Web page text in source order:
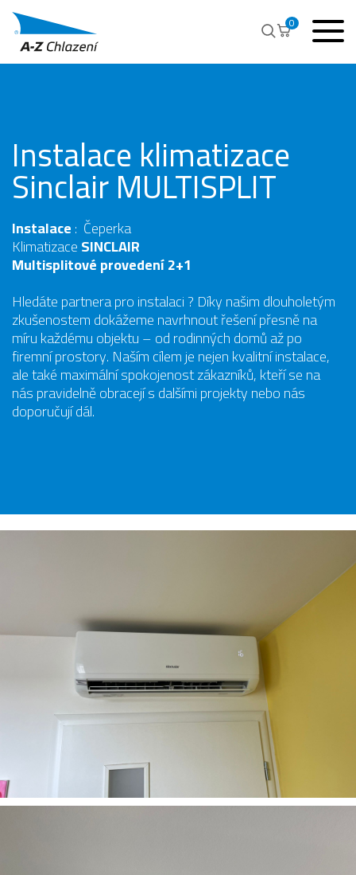
0
Instalace klimatizace
Sinclair MULTISPLIT
Instalace: Čeperka
KlimatizaceSINCLAIR
Multisplitové provedení 2+1
Hledáte partnera pro instalaci ? Díky našim dlouholetým
zkušenostem dokážeme navrhnout řešení přesně na
míru každému objektu – od rodinných domů až po
firemní prostory. Naším cílem je nejen kvalitní instalace,
ale také maximální spokojenost zákazníků, kteří se na
nás pravidelně obracejí s dalšími projekty nebo nás
doporučují dál.